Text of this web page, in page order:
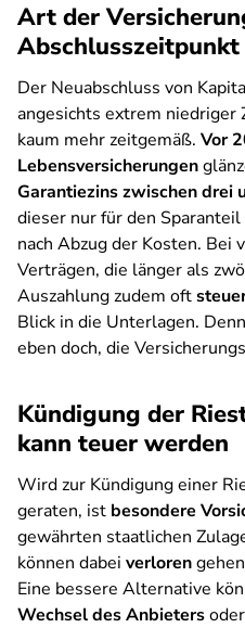
Art der
Der Neuabschluss von
angesichts extrem niedriger
kaum mehr zeitgemäß. Vor
Lebensversicherungen
Garantiezins zwischen drei
dieser nur für den
nach Abzug der Kosten.
Verträgen, die länger als
Auszahlung zudem oft
Blick in die Unterlagen.
eben doch, die
Kündigung der
kann teuer werden
Wird zur Kündigung einer
geraten, ist besondere
gewährten staatlichen
können dabei verloren
Eine bessere Alternative
Wechsel des Anbieters